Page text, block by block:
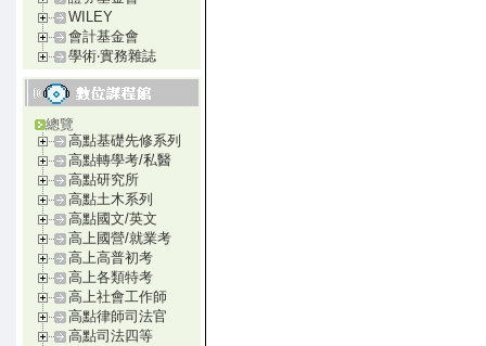
WILEY
會計基金會
學術‧實務雜誌
總覽
高點基礎先修系列
高點轉學考/私醫
高點研究所
高點土木系列
高點國文/英文
高上國營/就業考
高上高普初考
高上各類特考
高上社會工作師
高點律師司法官
高點司法四等